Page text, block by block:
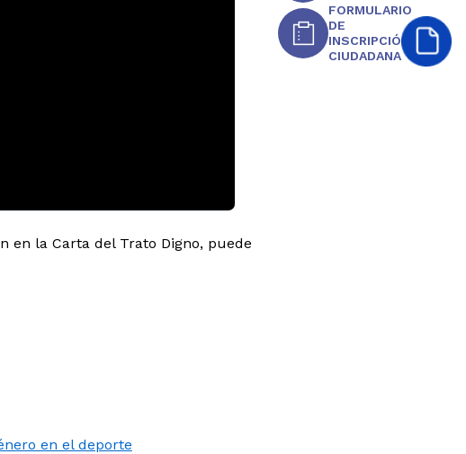
en la Carta del Trato Digno, puede
en el deporte
FORMULARIO
DE
INSCRIPCIÓN
CIUDADANA